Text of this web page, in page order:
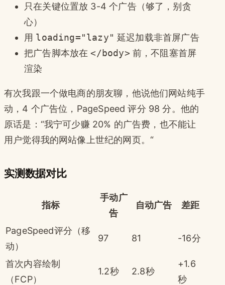
只在关键位置放 3-4 个广告（够了，别贪
心）
用 loading="lazy" 延迟加载非首屏广告
把广告脚本放在</body> 前，不阻塞首屏
渲染
有次我跟一个做电商的朋友聊，他说他们网站纯手
动，4 个广告位，PageSpeed 评分 98 分。他的
原话是：“我宁可少赚 20% 的广告费，也不能让
用户觉得我的网站像上世纪的网页。“
实测数据对比
指标
手动广
告
自动广告 差距
PageSpeed评分（移
动）
97 81 -16分
首次内容绘制
（FCP）
1.2秒 2.8秒
+1.6
秒